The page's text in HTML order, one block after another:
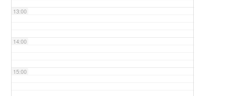
13:00
14:00
15:00